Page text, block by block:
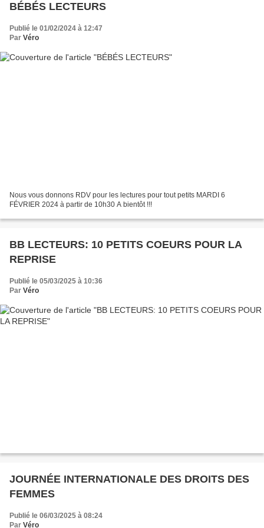
BÉBÉS LECTEURS
Publié le 01/02/2024 à 12:47
Par Véro
Nous vous donnons RDV pour les lectures pour tout petits MARDI 6
FÉVRIER 2024 à partir de 10h30 A bientôt !!!
BB LECTEURS: 10 PETITS COEURS POUR LA
REPRISE
Publié le 05/03/2025 à 10:36
Par Véro
JOURNÉE INTERNATIONALE DES DROITS DES
FEMMES
Publié le 06/03/2025 à 08:24
Par Véro